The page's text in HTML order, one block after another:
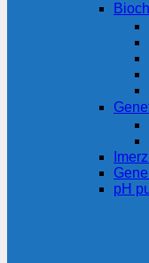
pH